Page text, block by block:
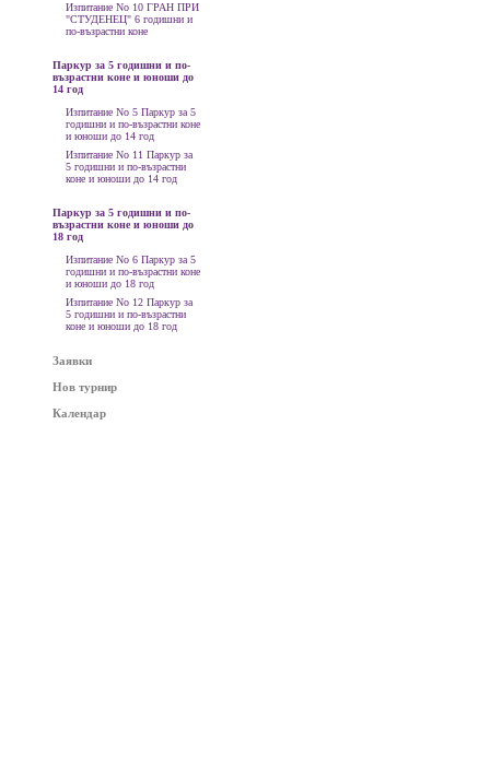
Изпитание No 10 ГРАН ПРИ
"СТУДЕНЕЦ" 6 годишни и
по-възрастни коне
Паркур за 5 годишни и по-
възрастни коне и юноши до
14 год
Изпитание No 5 Паркур за 5
годишни и по-възрастни коне
и юноши до 14 год
Изпитание No 11 Паркур за
5 годишни и по-възрастни
коне и юноши до 14 год
Паркур за 5 годишни и по-
възрастни коне и юноши до
18 год
Изпитание No 6 Паркур за 5
годишни и по-възрастни коне
и юноши до 18 год
Изпитание No 12 Паркур за
5 годишни и по-възрастни
коне и юноши до 18 год
Заявки
Нов турнир
Календар